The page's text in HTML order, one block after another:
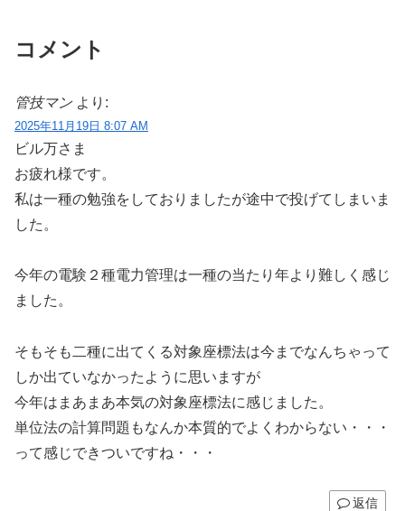
コメント
管技マン より:
2025年11月19日 8:07 AM
ビル万さま
お疲れ様です。
私は一種の勉強をしておりましたが途中で投げてしまいま
した。
今年の電験２種電力管理は一種の当たり年より難しく感じ
ました。
そもそも二種に出てくる対象座標法は今までなんちゃって
しか出ていなかったように思いますが
今年はまあまあ本気の対象座標法に感じました。
単位法の計算問題もなんか本質的でよくわからない・・・
って感じできついですね・・・
返信